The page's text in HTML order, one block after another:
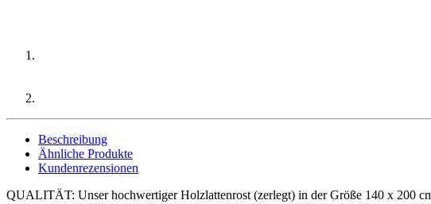
Beschreibung
Ähnliche Produkte
Kundenrezensionen
QUALITÄT: Unser hochwertiger Holzlattenrost (zerlegt) in der Größe 140 x 200